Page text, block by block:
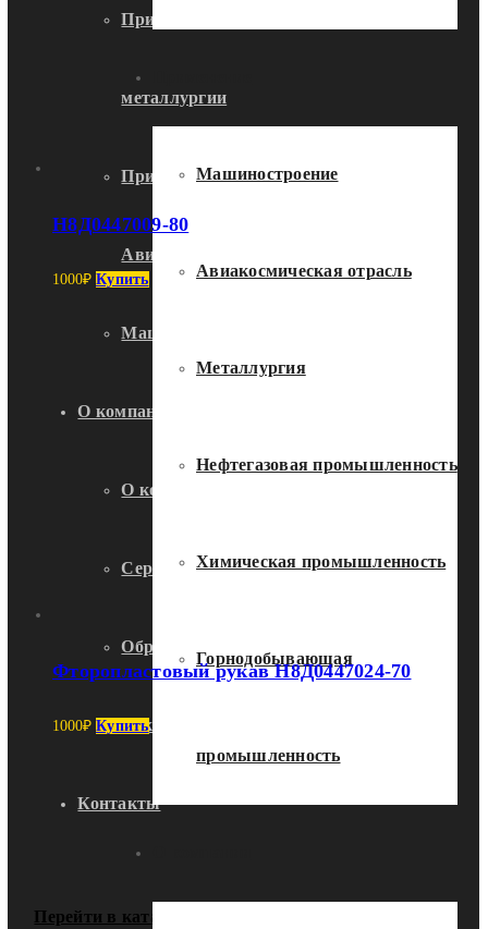
Применение металлорукавов в
металлургии
Применение металлорукавов в
Авиакосмической отрасли
Машиностроение
О компании
О компании
Сертификаты
Образцы работ
Вакансии
Контакты
Перейти в каталог
Машиностроение
Авиакосмическая отрасль
Металлургия
Нефтегазовая промышленность
Химическая промышленность
Горнодобывающая
промышленность
Н8Д0447009-80
1000₽ Купить
Фторопластовый рукав Н8Д0447024-70
1000₽ Купить